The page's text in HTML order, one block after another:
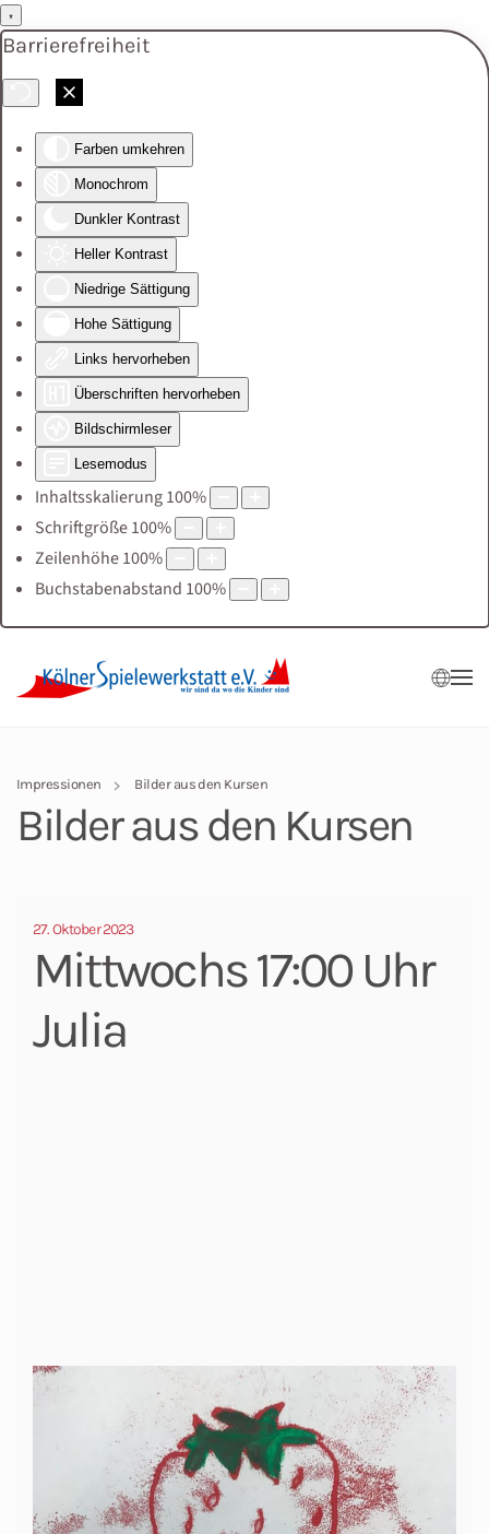
Barrierefreiheit
Farben umkehren
Monochrom
Dunkler Kontrast
Heller Kontrast
Niedrige Sättigung
Hohe Sättigung
Links hervorheben
Überschriften hervorheben
Bildschirmleser
Lesemodus
Inhaltsskalierung100%
Schriftgröße100%
Zeilenhöhe100%
Buchstabenabstand 100%
Impressionen Bilder aus den Kursen
Bilder aus den Kursen
27. Oktober 2023
Mittwochs 17:00 Uhr
Julia